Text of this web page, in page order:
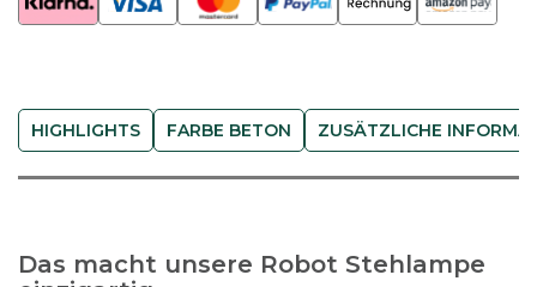
a
B
M
HIGHLIGHTS FARBE BETON ZUSÄTZLICHE
Das macht unsere Robot Stehlampe